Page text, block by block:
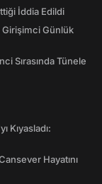
İddia Edildi
Girişimci Günlük
Sırasında Tünele
Kıyasladı:
Hayatını